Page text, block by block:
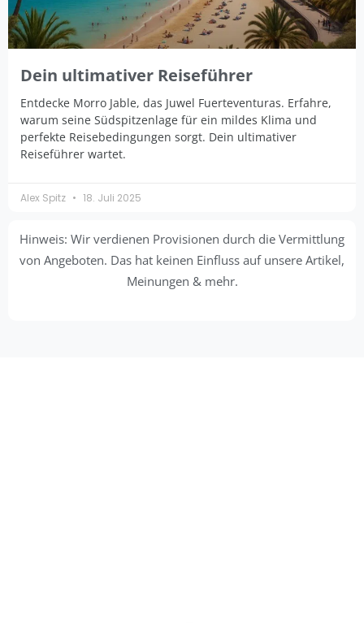
Dein ultimativer Reiseführer
Entdecke Morro Jable, das Juwel Fuerteventuras. Erfahre,
warum seine Südspitzenlage für ein mildes Klima und
perfekte Reisebedingungen sorgt. Dein ultimativer
Reiseführer wartet.
Alex Spitz 18. Juli 2025
Hinweis: Wir verdienen Provisionen durch die Vermittlung
von Angeboten. Das hat keinen Einfluss auf unsere Artikel,
Meinungen & mehr.